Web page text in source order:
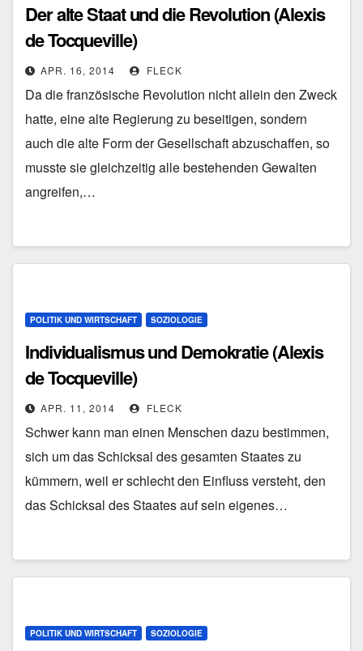
Der alte Staat und die Revolution (Alexis
de Tocqueville)
APR. 16, 2014 FLECK
Da die französische Revolution nicht allein den Zweck
hatte, eine alte Regierung zu beseitigen, sondern
auch die alte Form der Gesellschaft abzuschaffen, so
musste sie gleichzeitig alle bestehenden Gewalten
angreifen,…
POLITIK UND WIRTSCHAFT SOZIOLOGIE
Individualismus und Demokratie (Alexis
de Tocqueville)
APR. 11, 2014 FLECK
Schwer kann man einen Menschen dazu bestimmen,
sich um das Schicksal des gesamten Staates zu
kümmern, weil er schlecht den Einfluss versteht, den
das Schicksal des Staates auf sein eigenes…
POLITIK UND WIRTSCHAFT SOZIOLOGIE